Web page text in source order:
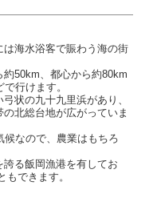
海水浴客で賑わう海の街
50km、都心から約80km
行けます。
状の九十九里浜があり、
北総台地が広がっていま
候なので、農業はもちろ
る飯岡漁港を有してお
もできます。